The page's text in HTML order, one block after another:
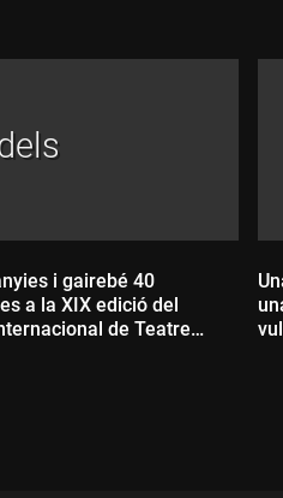
i gairebé 40
a la XIX edició del
de Teatre